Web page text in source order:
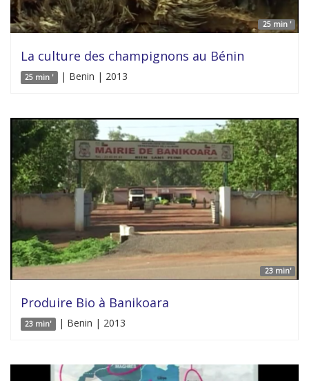
25 min '
La culture des champignons au Bénin
25 min ' | Benin | 2013
23 min'
Produire Bio à Banikoara
23 min' | Benin | 2013